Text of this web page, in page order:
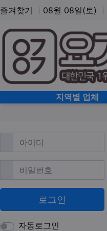
즐겨찾기 08월 08일(토)
지역별 업체
아이디 필수
비밀번호필수
로그인
자동로그인